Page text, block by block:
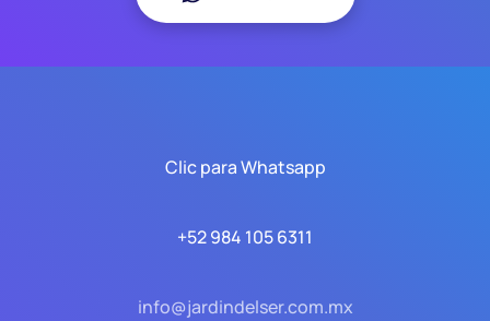
Clic para Whatsapp
+52 984 105 6311
info@jardindelser.com.mx